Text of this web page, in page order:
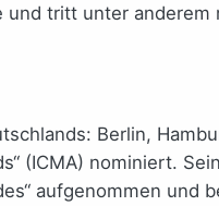
tritt unter
Berlin,
(ICMA) nominiert.
aufgenommen und